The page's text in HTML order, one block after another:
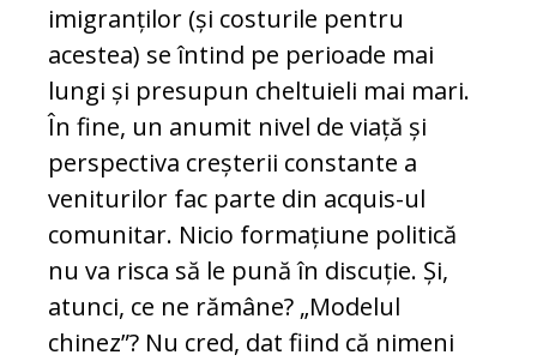
imigranților (și costurile pentru
acestea) se întind pe perioade mai
lungi și presupun cheltuieli mai mari.
În fine, un anumit nivel de viață și
perspectiva creșterii constante a
veniturilor fac parte din acquis-ul
comunitar. Nicio formațiune politică
nu va risca să le pună în discuție. Și,
atunci, ce ne rămâne? „Modelul
chinez”? Nu cred, dat fiind că nimeni